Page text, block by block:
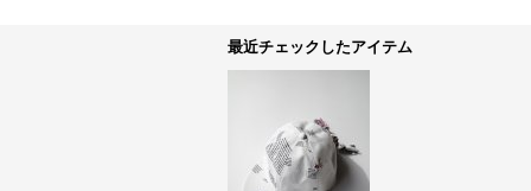
最近チェックしたアイテム